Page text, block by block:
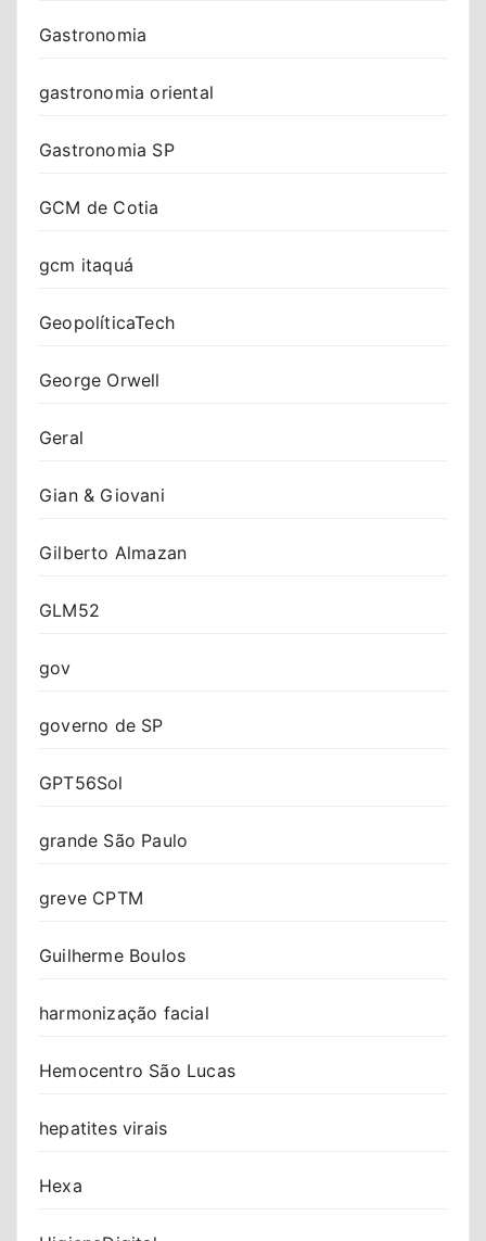
Gastronomia
gastronomia oriental
Gastronomia SP
GCM de Cotia
gcm itaquá
GeopolíticaTech
George Orwell
Geral
Gian & Giovani
Gilberto Almazan
GLM52
gov
governo de SP
GPT56Sol
grande São Paulo
greve CPTM
Guilherme Boulos
harmonização facial
Hemocentro São Lucas
hepatites virais
Hexa